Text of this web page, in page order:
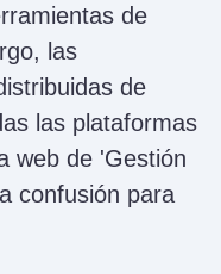
de
las
de
las plataformas
web de 'Gestión
confusión para